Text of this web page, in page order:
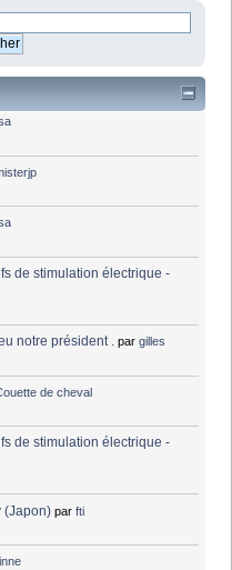
de stimulation électrique -
notre président . pargilles
de cheval
de stimulation électrique -
(Japon) parfti